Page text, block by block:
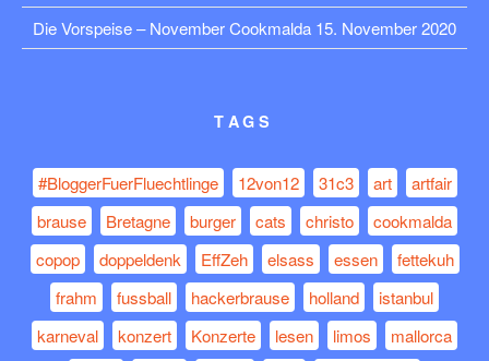
Die Vorspeise – November Cookmalda 15. November 2020
TAGS
#BloggerFuerFluechtlinge 12von12 31c3 art
artfair
brause
Bretagne burger cats christo
cookmalda
copop
doppeldenk EffZeh elsass essen
fettekuh
frahm
fussball hackerbrause holland
istanbul
karneval
konzert Konzerte lesen limos
mallorca